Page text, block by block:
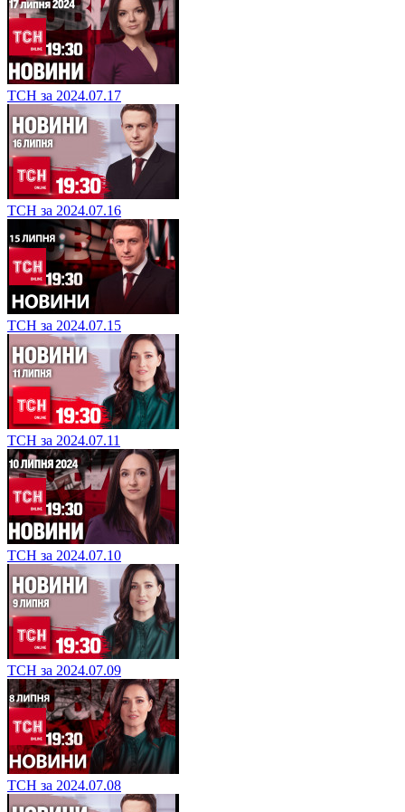
ТСН за 2024.07.17
ТСН за 2024.07.16
ТСН за 2024.07.15
ТСН за 2024.07.11
ТСН за 2024.07.10
ТСН за 2024.07.09
ТСН за 2024.07.08